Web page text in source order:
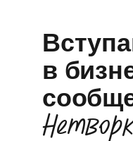
в
Нетворк